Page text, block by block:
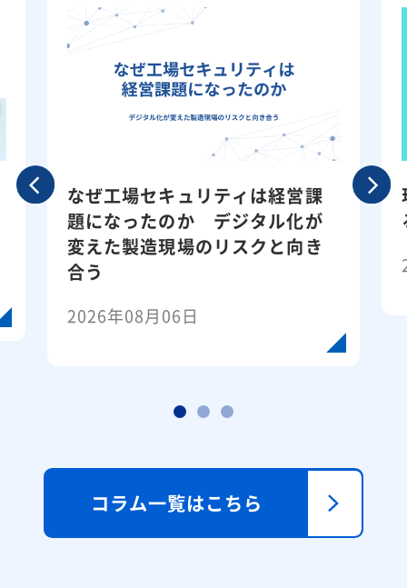
Previo
us
なぜ工場セキュリティは経営課
題になったのか デジタル化が
変えた製造現場のリスクと向き
合う
2026年08月06日
Next
コラム一覧はこちら